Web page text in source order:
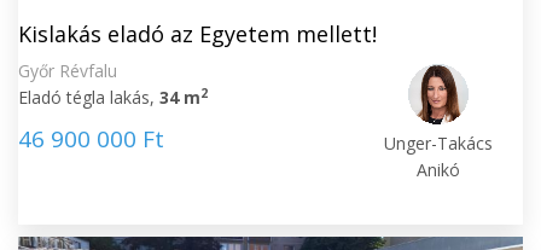
Kislakás eladó az Egyetem mellett!
Győr Révfalu
Eladó tégla lakás, 34 m2
46 900 000 Ft
Unger-Takács
Anikó